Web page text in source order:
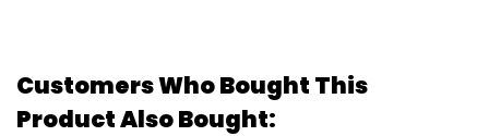
Customers Who Bought This
Product Also Bought: